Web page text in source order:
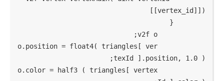
            o.position = float4( triangles[ ver
            o.color = half3 ( triangles[ vertex